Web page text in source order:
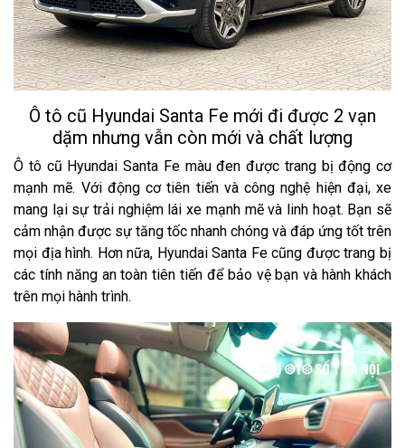
Ô tô cũ Hyundai Santa Fe mới đi được 2 vạn
dặm nhưng vẫn còn mới và chất lượng
Ô tô cũ Hyundai Santa Fe màu đen được trang bị động cơ
mạnh mẽ. Với động cơ tiên tiến và công nghệ hiện đại, xe
mang lại sự trải nghiệm lái xe mạnh mẽ và linh hoạt. Bạn sẽ
cảm nhận được sự tăng tốc nhanh chóng và đáp ứng tốt trên
mọi địa hình. Hơn nữa, Hyundai Santa Fe cũng được trang bị
các tính năng an toàn tiên tiến để bảo vệ bạn và hành khách
trên mọi hành trình.